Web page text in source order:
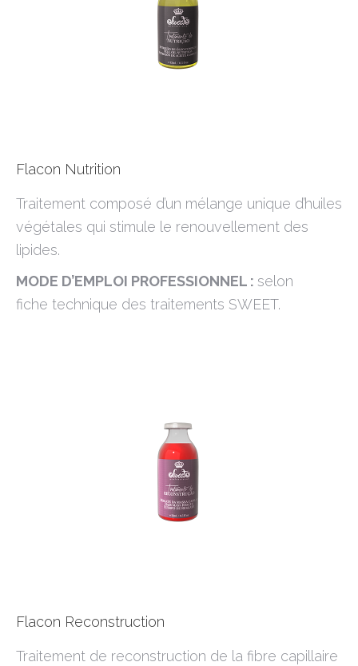
Flacon Nutrition
Traitement composé d’un mélange unique d’huiles
végétales qui stimule le renouvellement des
lipides.
MODE D’EMPLOI PROFESSIONNEL : selon
fiche technique des traitements SWEET.
Flacon Reconstruction
Traitement de reconstruction de la fibre capillaire